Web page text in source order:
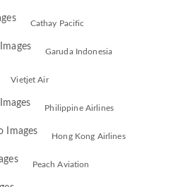
Cathay Pacific
Garuda Indonesia
Vietjet Air
Philippine Airlines
Hong Kong Airlines
Peach Aviation